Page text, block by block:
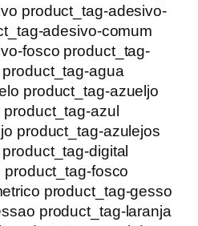
product_tag-adesivo-
adesivo-comum
fosco product_tag-
agua
product_tag-azueljo
azul
product_tag-azulejos
digital
fosco
product_tag-gesso
product_tag-laranja